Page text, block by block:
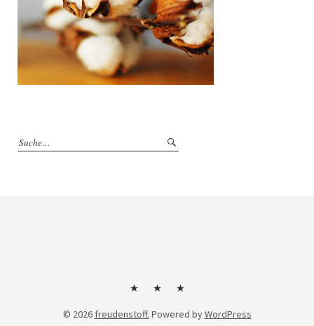
KontaktImpressumDatenschutzerklärung
© 2026 freudenstoff. Powered byWordPress